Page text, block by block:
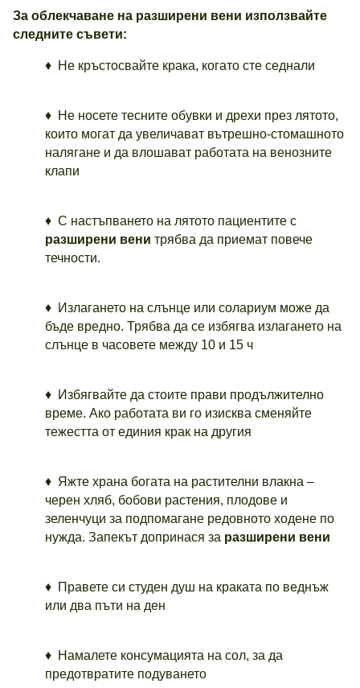
За облекчаване на разширени вени използвайте
следните съвети:
♦ Не кръстосвайте крака, когато сте седнали
♦ Не носете тесните обувки и дрехи през лятото,
които могат да увеличават вътрешно-стомашното
налягане и да влошават работата на венозните
клапи
♦ С настъпването на лятото пациентите с
разширени вени трябва да приемат повече
течности.
♦ Излагането на слънце или солариум може да
бъде вредно. Трябва да се избягва излагането на
слънце в часовете между 10 и 15 ч
♦ Избягвайте да стоите прави продължително
време. Ако работата ви го изисква сменяйте
тежестта от единия крак на другия
♦ Яжте храна богата на растителни влакна –
черен хляб, бобови растения, плодове и
зеленчуци за подпомагане редовното ходене по
нужда. Запекът допринася за разширени вени
♦ Правете си студен душ на краката по веднъж
или два пъти на ден
♦ Намалете консумацията на сол, за да
предотвратите подуването